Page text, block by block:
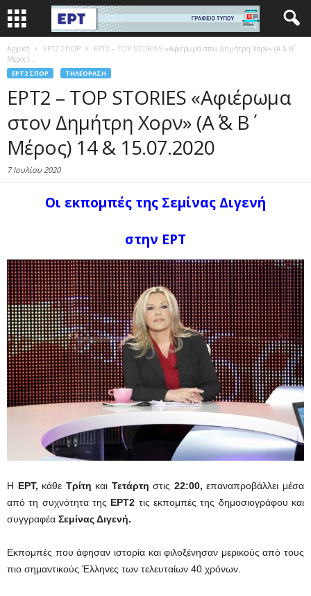
Αρχική EΡΤ2 ΣΠΟΡ
ΕΡΤ2 – TOP STORIES «Αφιέρωμα στον Δημήτρη Χορν» (Α΄ & Β΄
Μέρος)...
EΡΤ2 ΣΠΟΡ ΤΗΛΕΌΡΑΣΗ
ΕΡΤ2 – TOP STORIES «Αφιέρωμα
στον Δημήτρη Χορν» (Α΄ & Β΄
Μέρος) 14 & 15.07.2020
7 Ιουλίου 2020
Οι εκπομπές της Σεμίνας Διγενή
στην ΕΡΤ
Η ΕΡΤ, κάθε Τρίτη και Τετάρτη στις 22:00, επαναπροβάλλει μέσα
από τη συχνότητα της ΕΡΤ2 τις εκπομπές της δημοσιογράφου και
συγγραφέα Σεμίνας Διγενή.
Εκπομπές που άφησαν ιστορία και φιλοξένησαν μερικούς από τους
πιο σημαντικούς Έλληνες των τελευταίων 40 χρόνων.